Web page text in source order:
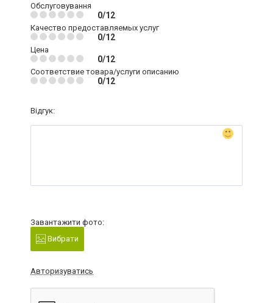
Обслуговування
0/12
Качество предоставляемых услуг
0/12
Цена
0/12
Соответствие товара/услуги описанию
0/12
Відгук:
Завантажити фото:
Вибрати
Авторизуватись